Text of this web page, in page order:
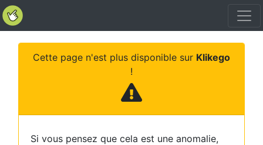
Cette page n'est plus disponible sur Klikego
!
Si vous pensez que cela est une anomalie,